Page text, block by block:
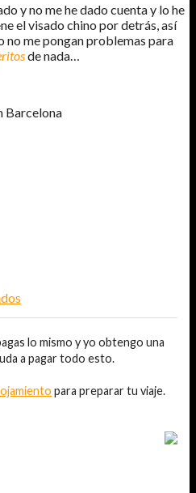
y no me he dado cuenta y lo he
el visado chino por detrás, así
no me pongan problemas para
de nada…
Barcelona
lo mismo y yo obtengo una
a pagar todo esto.
para preparar tu viaje.